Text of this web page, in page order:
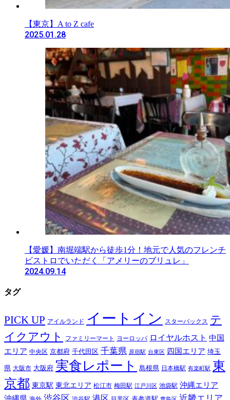
【東京】A to Z cafe
2025.01.28
【愛媛】南堀端駅から徒歩1分！地元で人気のフレンチ
ビストロでいただく「アメリーのブリュレ」
2024.09.14
タグ
PICK UP アイルランド イートイン スターバックス テ
イクアウト
ファミリーマート ヨーロッパ ロイヤルホスト 中国
エリア 中央区 京都府 千代田区 千葉県 原宿駅 台東区 四国エリア 埼玉
県 大阪市 大阪府 実食レポート 島根県 日本橋駅 有楽町駅 東
京都 東京駅 東北エリア 松江市 梅田駅 江戸川区 池袋駅 沖縄エリア
沖縄県 港区